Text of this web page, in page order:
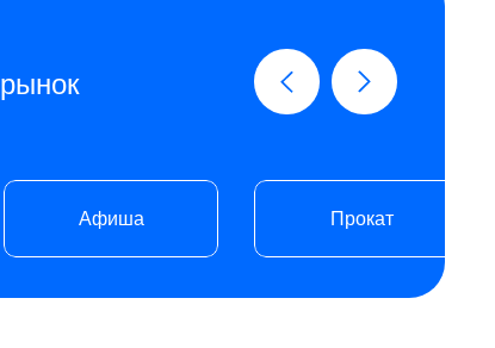
Афиша Прокат